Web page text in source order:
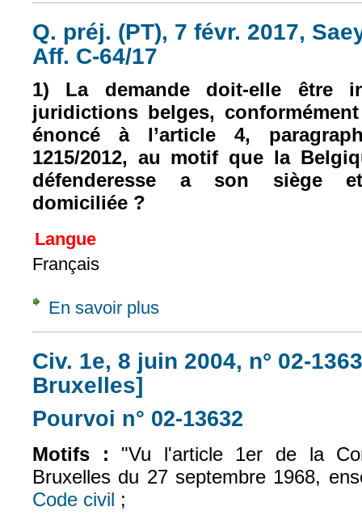
Q. préj. (PT), 7 févr. 2017,
Aff. C-64/17
1) La demande doit-elle être
juridictions belges,
énoncé à l’article 4,
1215/2012, au motif que la
défenderesse a son siège
domiciliée ?
Langue
Français
En savoir plus
Civ. 1e, 8 juin 2004, n° 02-
Bruxelles]
Pourvoi n° 02-13632
Motifs : "Vu l'article 1er de la
Bruxelles du 27 septembre 1968,
Code civil (le lien est externe)
;